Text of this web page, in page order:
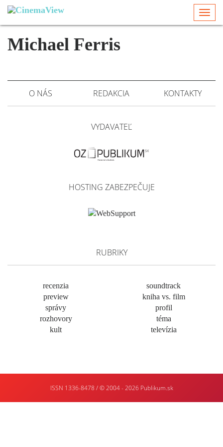
Michael Ferris
O NÁS REDAKCIA KONTAKTY
VYDAVATEĽ
HOSTING ZABEZPEČUJE
RUBRIKY
recenzia
preview
správy
rozhovory
kult
soundtrack
kniha vs. film
profil
téma
televízia
ISSN 1336-8478 / © 2004 - 2026 Publikum.sk